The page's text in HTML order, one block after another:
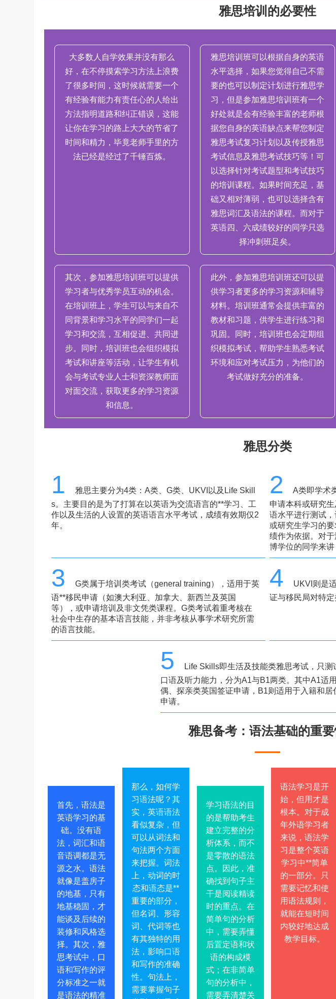
雅思培训的必要性
大多数人自学效果并没有那么
好，在不停摸索学习方法上浪费
了很多时间，这时候就需要一个
有经验有能力有责任心的人给出
方法指明道路和纠正错误，这能
让你在学习的路上大大的节省了
时间和精力，毕竟老师手里的方
法已经是经过了千锤百炼。
雅思培训班可以根据自身的英语
水平选择，如果您觉得自己不需
要的也可以制定计划进行雅思学
习，但是参加雅思培训班有一个
好处就是会有经验丰富的老师根
据您自身的英语缺点来帮您制定
雅思考试复习计划以及传授雅思
考试信息及雅思考试技巧等！可
以选择针对考试题型和考试技巧
的培训课程。如果时间充足，基
础又相对薄弱，也可以选择含有
雅思词汇及语法的课程。而对于
英语四、六成绩较好的同学只选
择冲刺班足矣。
其次，参加雅思培训班可以提供
学习者与优秀学员互动的机会。
在培训班上，学生可以与来自不
同背景和学习水平的同学们一起
学习和交流，互相促进、共同进
步。同时，培训班也会组织模拟
考试和讲座等活动，让学生有机
会与考试专业人士和资深教师面
对面交流，获取更多的学习资源
和信息。
此外，参加雅思培训班还可以提
供学习者更多的学习资源和辅导
材料。培训班通常会提供丰富的
教材和习题，供学生进行练习和
巩固。同时，培训班也会定期组
织模拟考试，帮助学生熟悉考试
环境和应对考试压力，为他们的
考试做好充分的准备。
雅思分类
1
雅思主要分为4类：A类、G类、UKVI以及Life Skill
s。主要目的是为了打算在以英语为交流语言的**学习、工
作以及生活的人设置的英语语言水平考试，成绩有效期仅2
年。
2
A类即学术
申请本科或研究
语水平进行测试
或研究生学习的
绩作为依据。对
博学位的同学来讲
3
G类属于培训类考试（general training），适用于英
语**移民申请（如澳大利亚、加拿大、新西兰及英国
等），或申请培训及非文凭类课程。G类考试着重考核在
社会中生存的基本语言技能，并非考核从事学术研究所需
的语言技能。
4
UKVI则是
证与移民局对特定
5
Life Skills即生活及技能类雅思考试，只测
口语及听力能力，分为A1与B1两类。其中A1适
偶、探亲类英国签证申请，B1则适用于入籍和居
申请。
雅思备考：语法基础的重
首先，语法是
英语学习的基
础。没有语
法，词汇和语
音语调都是无
源之水。语法
就像是盖房子
的地基，只有
地基稳固，才
能谈及后续的
装修和风格选
择。其次，雅
思考试中，口
语和写作的评
分标准之一就
是语法的精准
那么，如何学
习语法呢？其
实，英语语法
看似复杂，但
可以从词法和
句法两个方面
来把握。词法
上，动词的时
态和语态是**
重要的部分，
但名词、形容
词、代词等也
有其独特的用
法，影响口语
和写作的准确
性。句法上，
需要掌握句子
学习语法的目
的是帮助考生
建立完整的分
析体系，而不
是零散的语法
点。因此，准
确找到句子主
干是阅读精读
时的重点。在
简单句的分析
中，需要弄懂
后置定语和状
语的构成模
式；在非简单
句的分析中，
需要弄清楚关
语法学习是开
始，但用才是
根本。对于成
年外语学习者
来说，语法学
习是整个英语
学习中**简单
的一部分。只
需要记忆和使
用语法规则，
就能在短时间
内较好地达成
教学目标。